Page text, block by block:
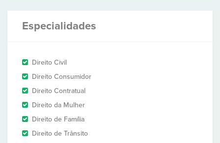
Especialidades
Direito Civil
Direito Consumidor
Direito Contratual
Direito da Mulher
Direito de Família
Direito de Trânsito